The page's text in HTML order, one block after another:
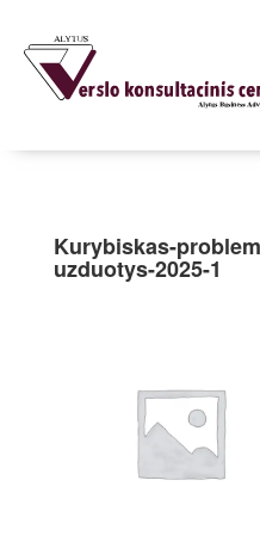
Kurybiskas-
uzduotys-2025-1